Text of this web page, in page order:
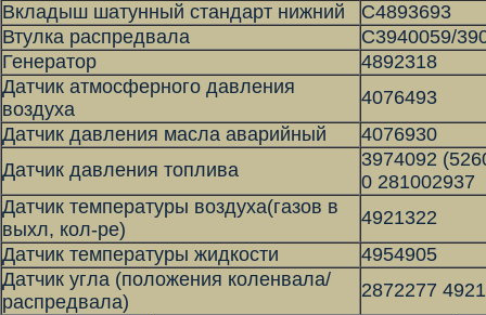
Вкладыш шатунный стандарт нижний
С4893693
Втулка распредвала
С3940059/
Генератор
4892318
Датчик атмосферного давления
воздуха
4076493
Датчик давления масла аварийный
4076930
Датчик давления топлива
3974092
0 281002937
Датчик температуры воздуха(газов в
выхл, кол-ре)
4921322
Датчик температуры жидкости
4954905
Датчик угла (положения коленвала/
распредвала)
2872277